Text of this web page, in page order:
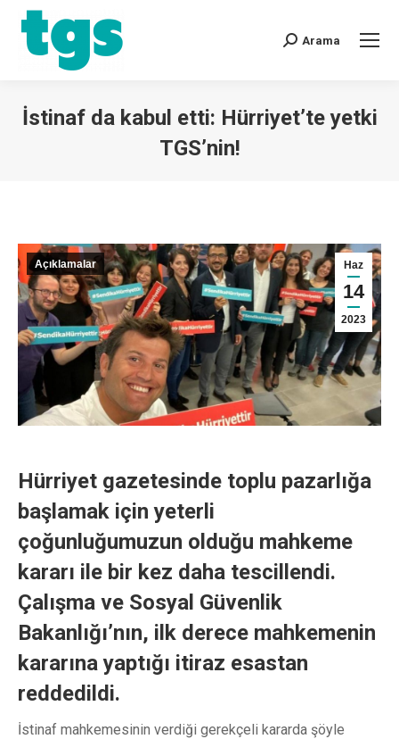
Arama
İstinaf da kabul etti: Hürriyet’te yetki
TGS’nin!
Haz
14
2023
Açıklamalar
Hürriyet gazetesinde toplu pazarlığa
başlamak için yeterli
çoğunluğumuzun olduğu mahkeme
kararı ile bir kez daha tescillendi.
Çalışma ve Sosyal Güvenlik
Bakanlığı’nın, ilk derece mahkemenin
kararına yaptığı itiraz esastan
reddedildi.
İstinaf mahkemesinin verdiği gerekçeli kararda şöyle